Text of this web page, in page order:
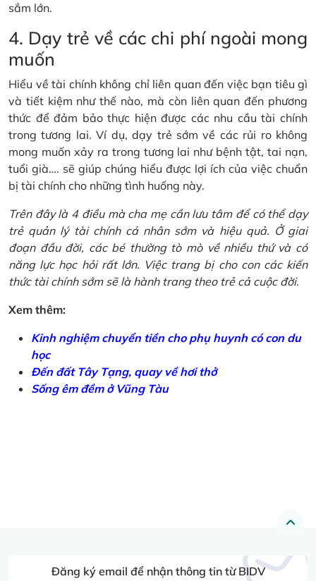
sắm lớn.
4. Dạy trẻ về các chi phí ngoài mong
muốn
Hiểu về tài chính không chỉ liên quan đến việc bạn tiêu gì
và tiết kiệm như thế nào, mà còn liên quan đến phương
thức để đảm bảo thực hiện được các nhu cầu tài chính
trong tương lai. Ví dụ, dạy trẻ sớm về các rủi ro không
mong muốn xảy ra trong tương lai như bệnh tật, tai nạn,
tuổi già…. sẽ giúp chúng hiểu được lợi ích của việc chuẩn
bị tài chính cho những tình huống này.
Trên đây là 4 điều mà cha mẹ cần lưu tâm để có thể dạy
trẻ quản lý tài chính cá nhân sớm và hiệu quả. Ở giai
đoạn đầu đời, các bé thường tò mò về nhiều thứ và có
năng lực học hỏi rất lớn. Việc trang bị cho con các kiến
thức tài chính sớm sẽ là hành trang theo trẻ cả cuộc đời.
Xem thêm:
Kinh nghiệm chuyển tiền cho phụ huynh có con du
học
Đến đất Tây Tạng, quay về hơi thở
Sống êm đềm ở Vũng Tàu
Đăng ký email để nhận thông tin từ BIDV